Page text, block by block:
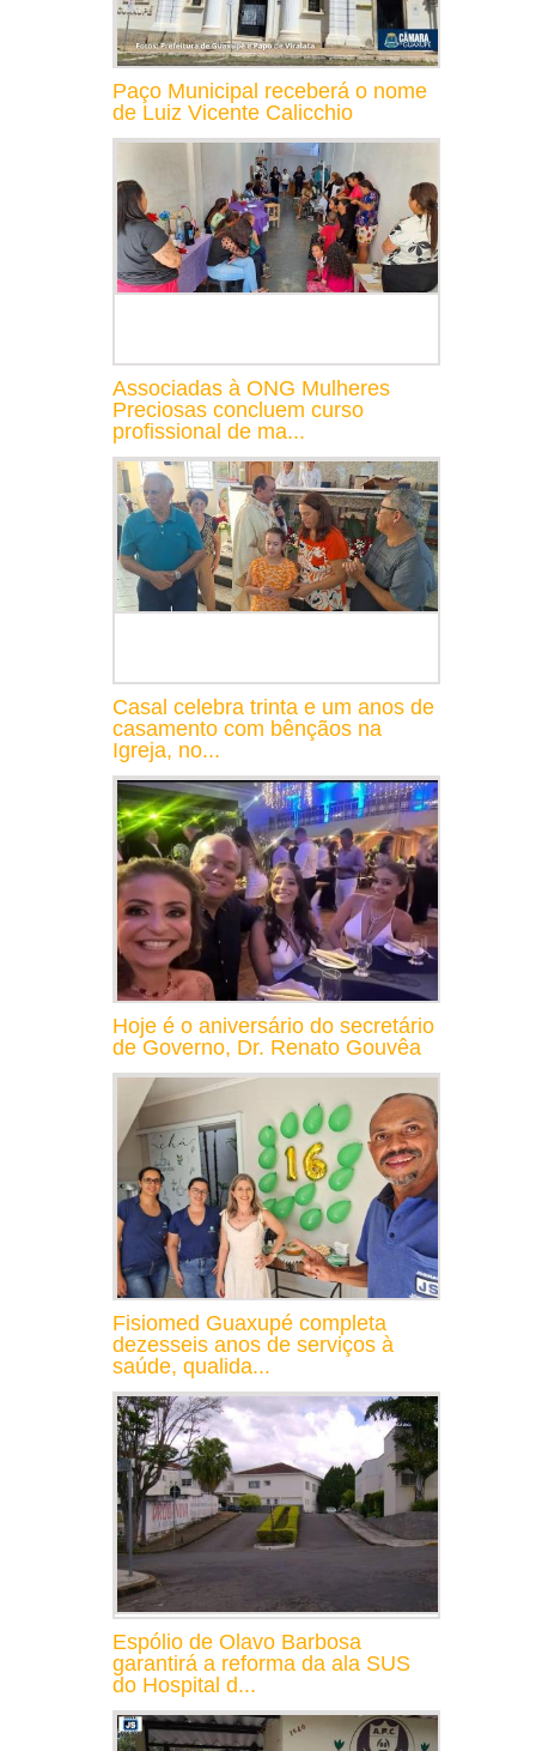
Paço Municipal receberá o nome
de Luiz Vicente Calicchio
Associadas à ONG Mulheres
Preciosas concluem curso
profissional de ma...
Casal celebra trinta e um anos de
casamento com bênçãos na
Igreja, no...
Hoje é o aniversário do secretário
de Governo, Dr. Renato Gouvêa
Fisiomed Guaxupé completa
dezesseis anos de serviços à
saúde, qualida...
Espólio de Olavo Barbosa
garantirá a reforma da ala SUS
do Hospital d...